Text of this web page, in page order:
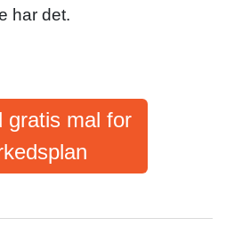
har det.
gratis mal for